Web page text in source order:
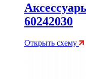
60242030
Открыть схему